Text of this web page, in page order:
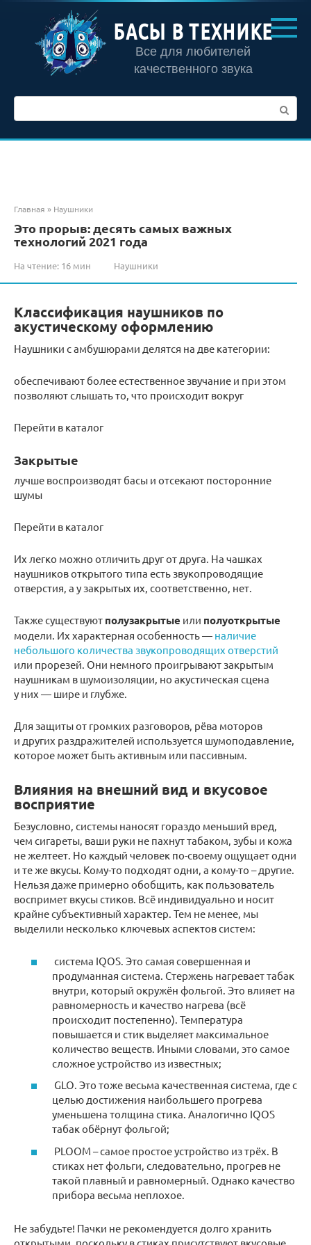
контенту
БАСЫ В ТЕХНИКЕ
Все для любителей
качественного звука
Главная » Наушники
Это прорыв: десять самых важных
технологий 2021 года
На чтение: 16 мин Наушники
Классификация наушников по
акустическому оформлению
Наушники с амбушюрами делятся на две категории:
обеспечивают более естественное звучание и при этом
позволяют слышать то, что происходит вокруг
Перейти в каталог
Закрытые
лучше воспроизводят басы и отсекают посторонние
шумы
Перейти в каталог
Их легко можно отличить друг от друга. На чашках
наушников открытого типа есть звукопроводящие
отверстия, а у закрытых их, соответственно, нет.
Также существуют полузакрытые или полуоткрытые
модели. Их характерная особенность — наличие
небольшого количества звукопроводящих отверстий
или прорезей. Они немного проигрывают закрытым
наушникам в шумоизоляции, но акустическая сцена
у них — шире и глубже.
Для защиты от громких разговоров, рёва моторов
и других раздражителей используется шумоподавление,
которое может быть активным или пассивным.
Влияния на внешний вид и вкусовое
восприятие
Безусловно, системы наносят гораздо меньший вред,
чем сигареты, ваши руки не пахнут табаком, зубы и кожа
не желтеет. Но каждый человек по-своему ощущает одни
и те же вкусы. Кому-то подходят одни, а кому-то – другие.
Нельзя даже примерно обобщить, как пользователь
воспримет вкусы стиков. Всё индивидуально и носит
крайне субъективный характер. Тем не менее, мы
выделили несколько ключевых аспектов систем:
система IQOS. Это самая совершенная и
продуманная система. Стержень нагревает табак
внутри, который окружён фольгой. Это влияет на
равномерность и качество нагрева (всё
происходит постепенно). Температура
повышается и стик выделяет максимальное
количество веществ. Иными словами, это самое
сложное устройство из известных;
GLO. Это тоже весьма качественная система, где с
целью достижения наибольшего прогрева
уменьшена толщина стика. Аналогично IQOS
табак обёрнут фольгой;
PLOOM – самое простое устройство из трёх. В
стиках нет фольги, следовательно, прогрев не
такой плавный и равномерный. Однако качество
прибора весьма неплохое.
Не забудьте! Пачки не рекомендуется долго хранить
открытыми, поскольку в стиках присутствуют вкусовые